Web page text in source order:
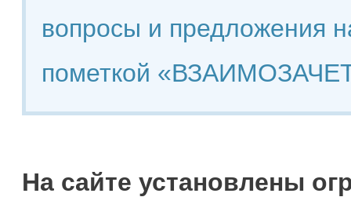
вопросы и предложения
пометкой
На сайте установлены